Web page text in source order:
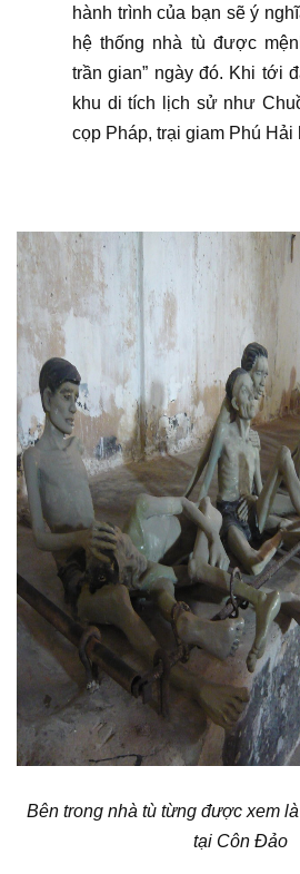
hành trình của bạn sẽ ý
hệ thống nhà tù được
trần gian” ngày đó. Khi tới
khu di tích lịch sử như
cọp Pháp, trại giam Phú Hải
Bên trong nhà tù từng được xem là
tại Côn Đảo